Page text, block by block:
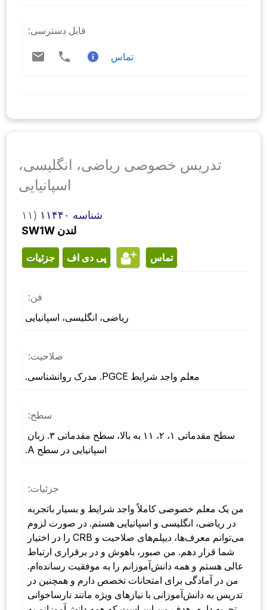
قابل دسترسی:
تماس
تدریس خصوصی ریاضی، انگلیسی،
اسپانیایی
۱۱)
شناسه ۱۱۴۴۰
SW1W لندن
جزئیات پی دی اف تماس
فن:
ریاضی، انگلیسی، اسپانیایی
صلاحیت:
معلم واجد شرایط PGCE. مدرک روانشناسی.
سطح:
اسپانیایی در سطح A.
جزئیات:
من یک معلم خصوصی کاملاً واجد شرایط و بسیار باتجربه